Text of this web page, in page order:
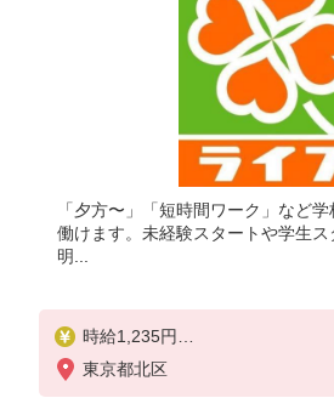
「夕方〜」「短時間ワーク」など
働けます。未経験スタートや学生ス
明...
時給1,235円
高校生 時給1,235円
東京都北区